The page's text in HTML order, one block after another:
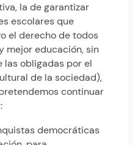
la de garantizar
escolares que
el derecho de todos
mejor educación, sin
obligadas por el
de la sociedad),
continuar
democráticas